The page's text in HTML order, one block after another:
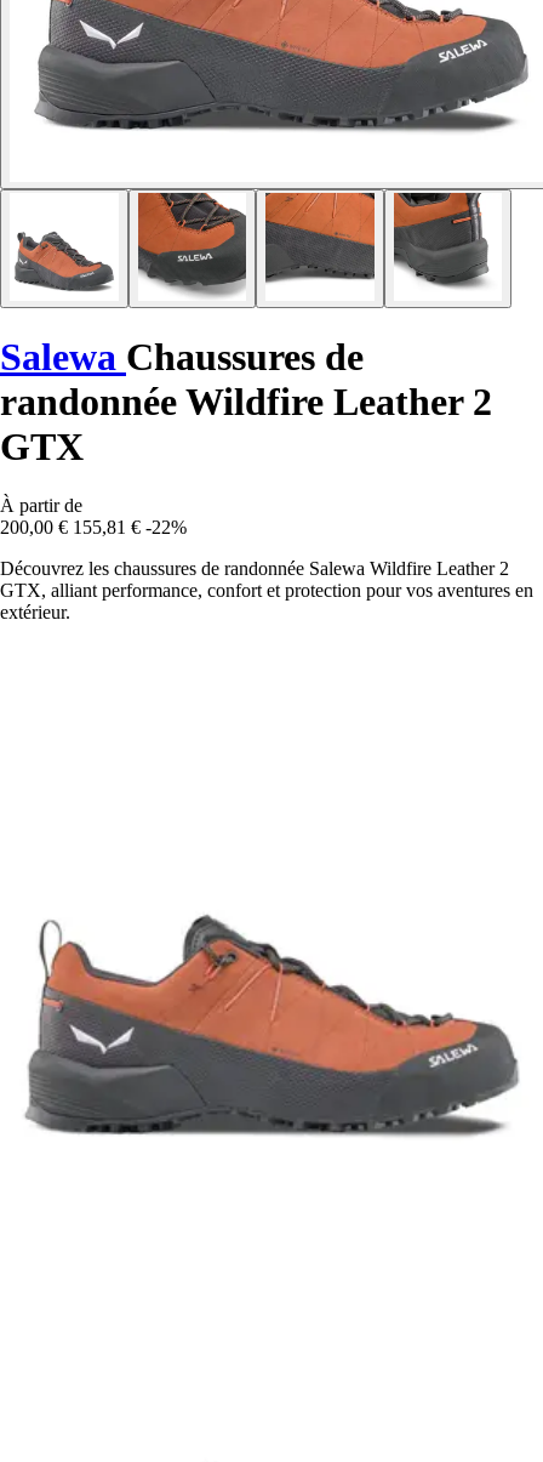
Salewa Chaussures de
randonnée Wildfire Leather 2
GTX
À partir de
200,00 € 155,81 € -22%
Découvrez les chaussures de randonnée Salewa Wildfire Leather 2
GTX, alliant performance, confort et protection pour vos aventures en
extérieur.